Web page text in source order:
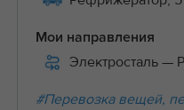
Мои направления
Электросталь —
#Перевозка вещей,